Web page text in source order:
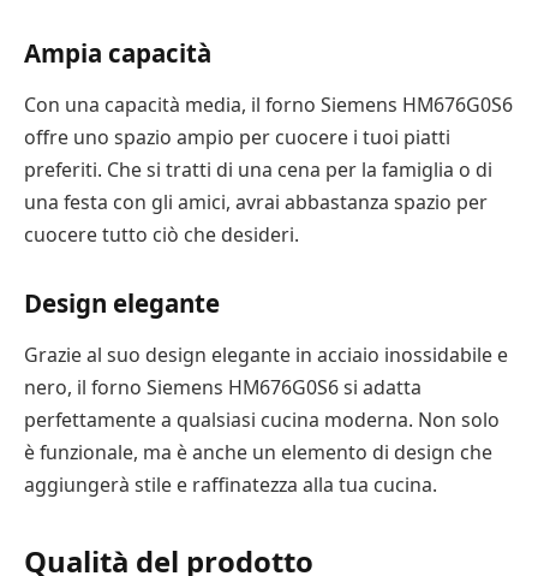
Ampia capacità
Con una capacità media, il forno Siemens HM676G0S6
offre uno spazio ampio per cuocere i tuoi piatti
preferiti. Che si tratti di una cena per la famiglia o di
una festa con gli amici, avrai abbastanza spazio per
cuocere tutto ciò che desideri.
Design elegante
Grazie al suo design elegante in acciaio inossidabile e
nero, il forno Siemens HM676G0S6 si adatta
perfettamente a qualsiasi cucina moderna. Non solo
è funzionale, ma è anche un elemento di design che
aggiungerà stile e raffinatezza alla tua cucina.
Qualità del prodotto